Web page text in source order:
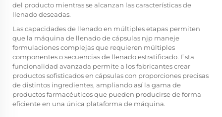
del producto mientras se alcanzan las características de
llenado deseadas.
Las capacidades de llenado en múltiples etapas permiten
que la máquina de llenado de cápsulas njp maneje
formulaciones complejas que requieren múltiples
componentes o secuencias de llenado estratificado. Esta
funcionalidad avanzada permite a los fabricantes crear
productos sofisticados en cápsulas con proporciones precisas
de distintos ingredientes, ampliando así la gama de
productos farmacéuticos que pueden producirse de forma
eficiente en una única plataforma de máquina.